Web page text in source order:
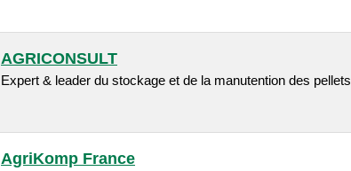
AGRICONSULT
Expert & leader du stockage et de la manutention des pellets
AgriKomp France